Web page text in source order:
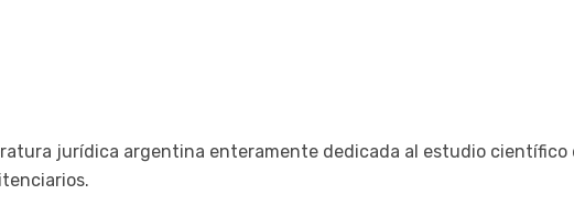
jurídica argentina enteramente dedicada al estudio científico